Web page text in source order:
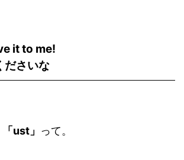
it to me!
ださいな
「ust」 って。